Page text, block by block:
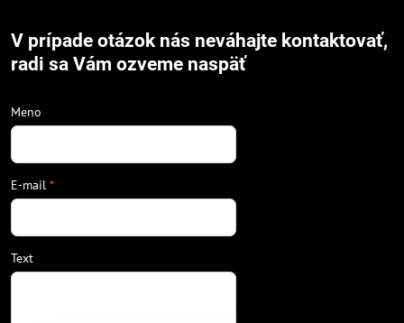
V prípade otázok nás neváhajte kontaktovať,
radi sa Vám ozveme naspäť
Meno
E-mail *
Text